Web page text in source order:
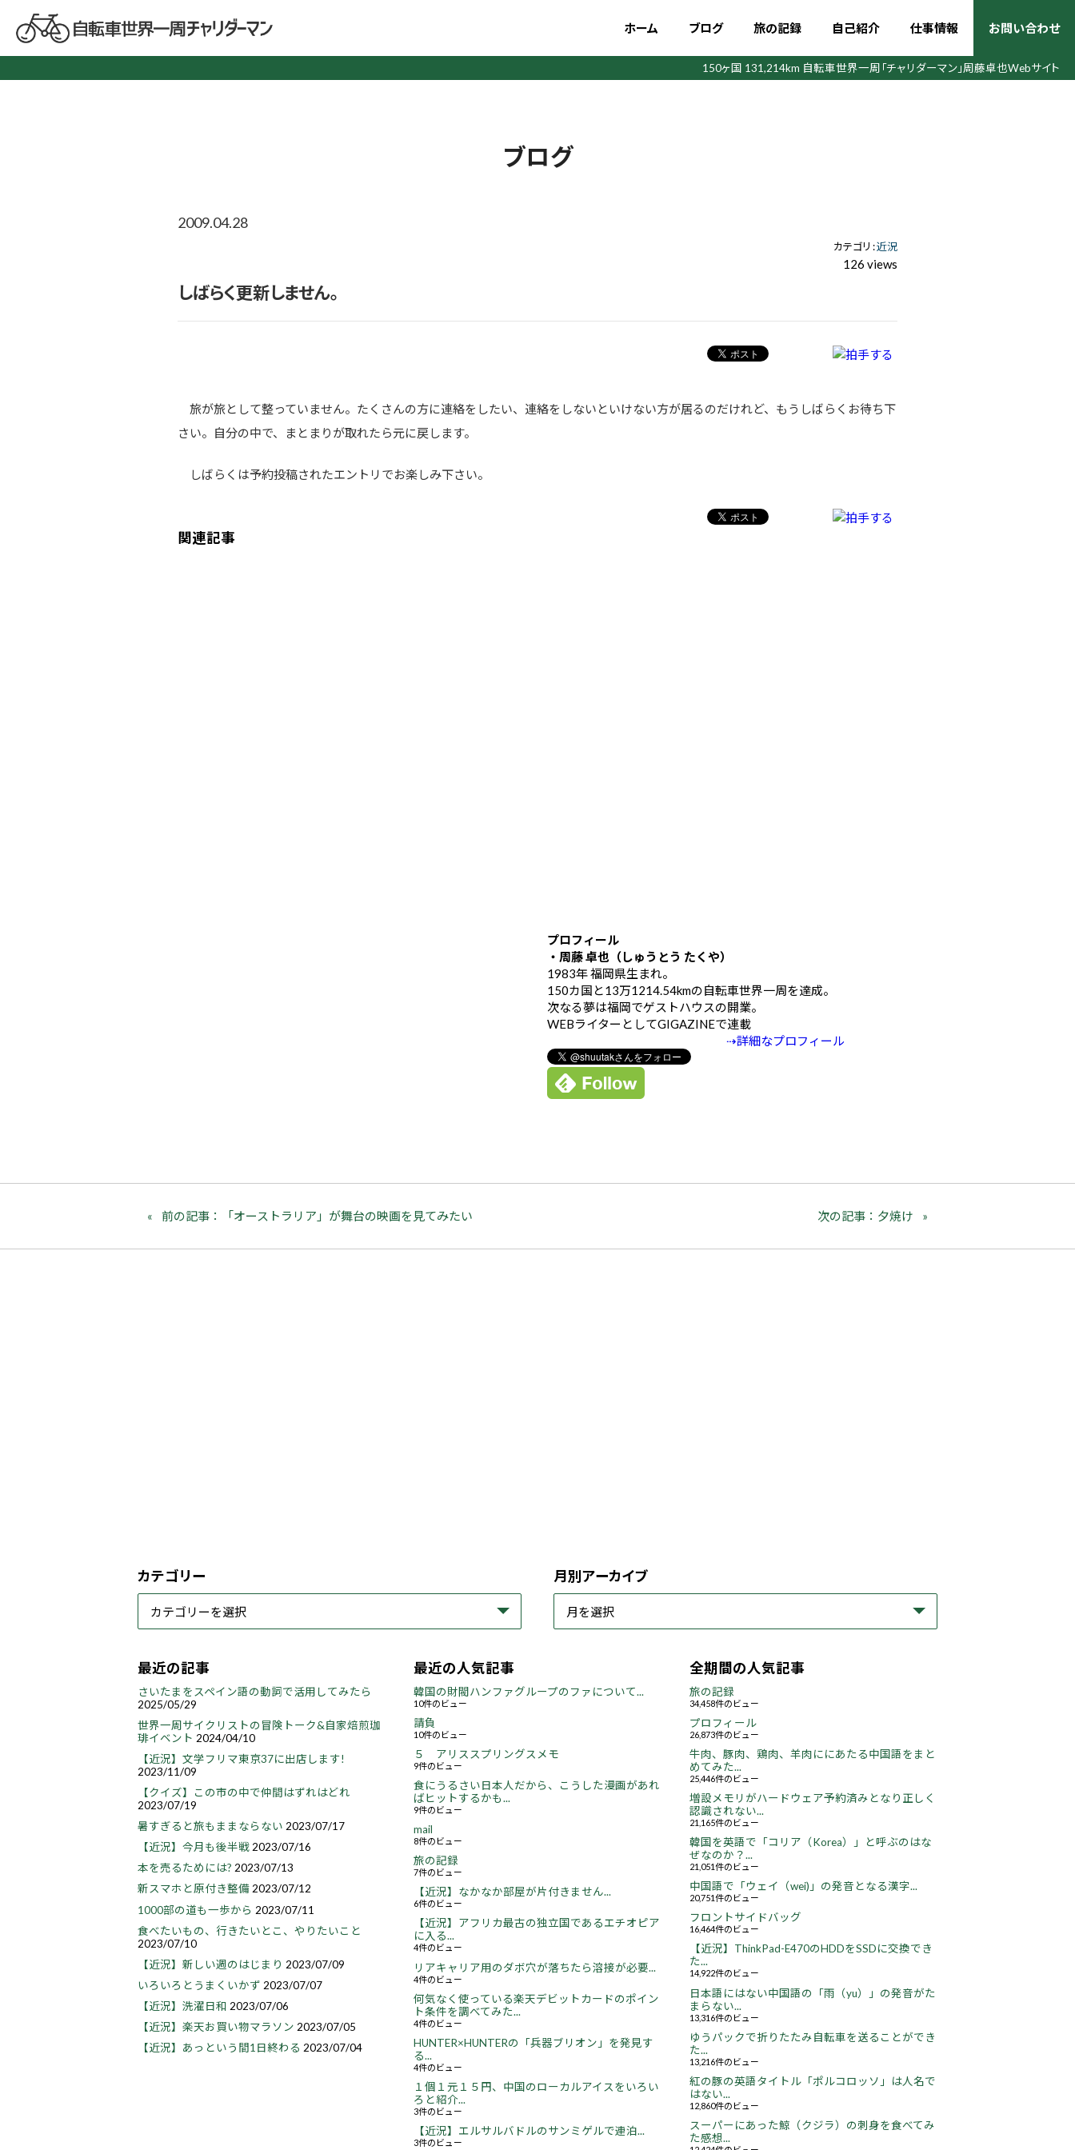
ホーム ブログ 旅の記録 自己紹介 仕事情報 お問い合わせ
150ヶ国 131,214km 自転車世界一周 「チャリダーマン」周藤卓也Webサイト
ブログ
2009.04.28
カテゴリ :近況
126 views
しばらく更新しません。
旅が旅として整っていません。たくさんの方に連絡をしたい、連絡をしないといけない方が居るのだけれど、もうしばらくお待ち下
さい。自分の中で、まとまりが取れたら元に戻します。
しばらくは予約投稿されたエントリでお楽しみ下さい。
関連記事
プロフィール
・周藤 卓也（しゅうとう たくや）
1983年 福岡県生まれ。
150カ国と13万1214.54kmの自転車世界一周を達成。
次なる夢は福岡でゲストハウスの開業。
WEBライターとしてGIGAZINEで連載
⇢詳細なプロフィール
前の記事：「オーストラリア」が舞台の映画を見てみたい 次の記事：夕焼け
カテゴリー 月別アーカイブ
最近の記事
さいたまをスペイン語の動詞で活用してみたら
2025/05/29
世界一周サイクリストの冒険トーク&自家焙煎珈
琲イベント 2024/04/10
【近況】文学フリマ東京37に出店します!
2023/11/09
【クイズ】この市の中で仲間はずれはどれ
2023/07/19
暑すぎると旅もままならない 2023/07/17
【近況】今月も後半戦 2023/07/16
本を売るためには? 2023/07/13
新スマホと原付き整備2023/07/12
1000部の道も一歩から 2023/07/11
食べたいもの、行きたいとこ、やりたいこと
2023/07/10
【近況】新しい週のはじまり 2023/07/09
いろいろとうまくいかず 2023/07/07
【近況】洗濯日和 2023/07/06
【近況】楽天お買い物マラソン 2023/07/05
【近況】あっという間1日終わる 2023/07/04
最近の人気記事
韓国の財閥ハンファグループのファについて...
10件のビュー
請負
10件のビュー
５ アリススプリングスメモ
9件のビュー
食にうるさい日本人だから、こうした漫画があれ
ばヒットするかも...
9件のビュー
mail
8件のビュー
旅の記録
7件のビュー
【近況】なかなか部屋が片付きません...
6件のビュー
【近況】アフリカ最古の独立国であるエチオピア
に入る...
4件のビュー
リアキャリア用のダボ穴が落ちたら溶接が必要...
4件のビュー
何気なく使っている楽天デビットカードのポイン
ト条件を調べてみた...
4件のビュー
HUNTER×HUNTERの「兵器ブリオン」を発見す
る...
4件のビュー
１個１元１５円、中国のローカルアイスをいろい
ろと紹介...
3件のビュー
【近況】エルサルバドルのサンミゲルで連泊...
3件のビュー
全期間の人気記事
旅の記録
34,458件のビュー
プロフィール
26,873件のビュー
牛肉、豚肉、鶏肉、羊肉ににあたる中国語をまと
めてみた...
25,446件のビュー
増設メモリがハードウェア予約済みとなり正しく
認識されない...
21,165件のビュー
韓国を英語で「コリア（Korea）」と呼ぶのはな
ぜなのか？...
21,051件のビュー
中国語で「ウェイ（wei)」の発音となる漢字...
20,751件のビュー
フロントサイドバッグ
16,464件のビュー
【近況】ThinkPad-E470のHDDをSSDに交換でき
た...
14,922件のビュー
日本語にはない中国語の「雨（yu）」の発音がた
まらない...
13,316件のビュー
ゆうパックで折りたたみ自転車を送ることができ
た...
13,216件のビュー
紅の豚の英語タイトル「ポルコロッソ」は人名で
はない...
12,860件のビュー
スーパーにあった鯨（クジラ）の刺身を食べてみ
た感想...